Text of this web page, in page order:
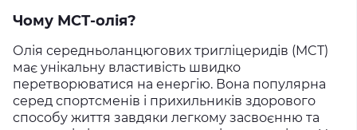
Чому МСТ-олія?
Олія середньоланцюгових тригліцеридів (MCT)
має унікальну властивість швидко
перетворюватися на енергію. Вона популярна
серед спортсменів і прихильників здорового
способу життя завдяки легкому засвоєнню та